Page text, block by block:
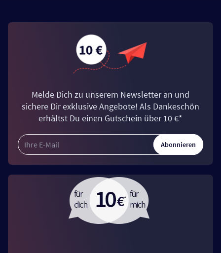
Melde Dich zu unserem Newsletter an und
sichere Dir exklusive Angebote! Als Dankeschön
erhältst Du einen Gutschein über 10 €*
Abonnieren